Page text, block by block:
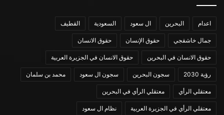
اعدام البحرين ال سعود السعودية القطيف
جمال خاشقجي حقوق الإنسان حقوق الانسان
حقوق الانسان في البحرين حقوق الانسان في الجزيرة العربية
رؤية 2030 سجون البحرين سجون ال سعود محمد بن سلمان
معتقلي الرأي معتقلي الرأي في البحرين
معتقلي الرأي في الجزيرة العربية نظام ال سعود